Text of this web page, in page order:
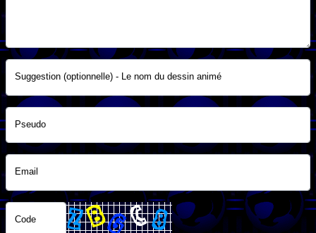
Suggestion (optionnelle) - Le nom du dessin animé
Pseudo
Email
Code